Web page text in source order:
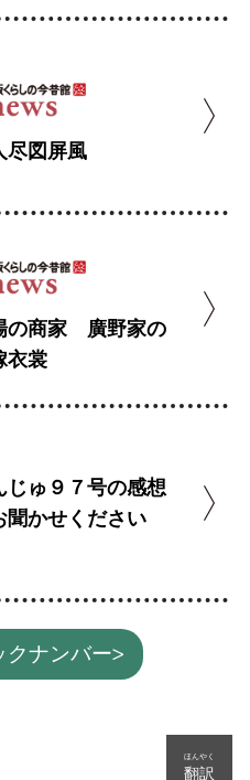
翻訳
ほんやく
尽図屏風
の商家 廣野家の
衣裳
じゅ９７号の感想
聞かせください
クナンバー>